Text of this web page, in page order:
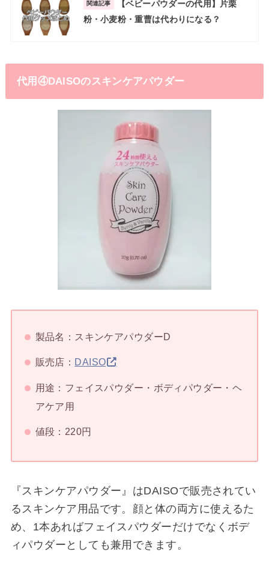
関連記事
【ベビーパウダーの代用】片栗
粉・小麦粉・重曹は代わりになる？
代用④DAISOのスキンケアパウダー
製品名：スキンケアパウダーD
販売店： DAISO
用途：フェイスパウダー・ボディパウダー・ヘ
アケア用
値段：220円
『スキンケアパウダー』はDAISOで販売されてい
るスキンケア用品です。顔と体の両方に使えるた
め、1本あればフェイスパウダーだけでなくボデ
ィパウダーとしても兼用できます。